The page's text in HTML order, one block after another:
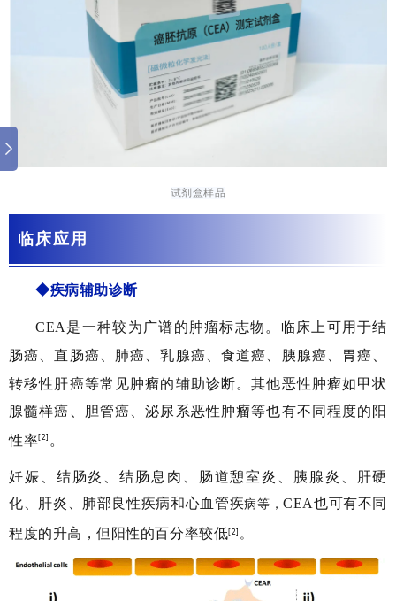
试剂盒样品
临床应用
◆疾病辅助诊断
CEA是一种较为广谱的肿瘤标志物。临床上可用于结
肠癌、直肠癌、肺癌、乳腺癌、食道癌、胰腺癌、胃癌、
转移性肝癌等常见肿瘤的辅助诊断。其他恶性肿瘤如甲状
腺髓样癌、胆管癌、泌尿系恶性肿瘤等也有不同程度的阳
性率[2] 。
妊娠、结肠炎、结肠息肉、肠道憩室炎、胰腺炎、肝硬
化、肝炎、肺部良性疾病和心血管疾病等，CEA也可有不同
程度的升高，但阳性的百分率较低[2] 。